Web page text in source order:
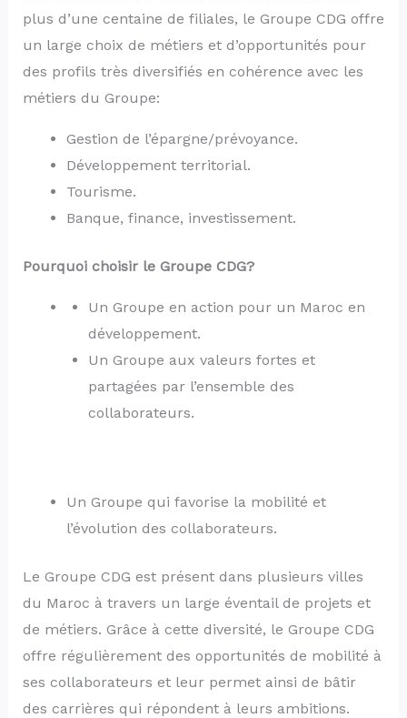
plus d’une centaine de filiales, le Groupe CDG offre
un large choix de métiers et d’opportunités pour
des profils très diversifiés en cohérence avec les
métiers du Groupe:
Gestion de l’épargne/prévoyance.
Développement territorial.
Tourisme.
Banque, finance, investissement.
Pourquoi choisir le Groupe CDG?
Un Groupe en action pour un Maroc en
développement.
Un Groupe aux valeurs fortes et
partagées par l’ensemble des
collaborateurs.
Un Groupe qui favorise la mobilité et
l’évolution des collaborateurs.
Le Groupe CDG est présent dans plusieurs villes
du Maroc à travers un large éventail de projets et
de métiers. Grâce à cette diversité, le Groupe CDG
offre régulièrement des opportunités de mobilité à
ses collaborateurs et leur permet ainsi de bâtir
des carrières qui répondent à leurs ambitions.